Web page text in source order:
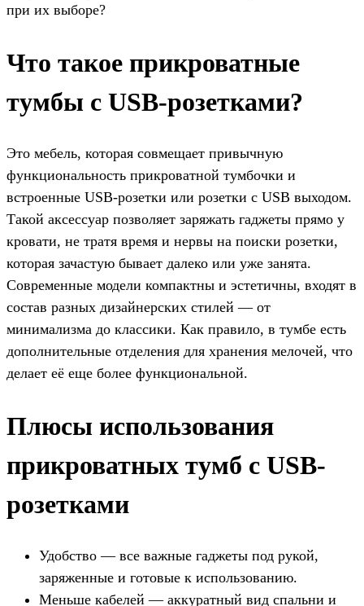
при их выборе?
Что такое прикроватные
тумбы с USB-розетками?
Это мебель, которая совмещает привычную
функциональность прикроватной тумбочки и
встроенные USB-розетки или розетки с USB выходом.
Такой аксессуар позволяет заряжать гаджеты прямо у
кровати, не тратя время и нервы на поиски розетки,
которая зачастую бывает далеко или уже занята.
Современные модели компактны и эстетичны, входят в
состав разных дизайнерских стилей — от
минимализма до классики. Как правило, в тумбе есть
дополнительные отделения для хранения мелочей, что
делает её еще более функциональной.
Плюсы использования
прикроватных тумб с USB-
розетками
Удобство — все важные гаджеты под рукой,
заряженные и готовые к использованию.
Меньше кабелей — аккуратный вид спальни и